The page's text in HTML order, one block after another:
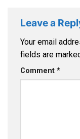
Leave a
Your email
fields are
Comment *